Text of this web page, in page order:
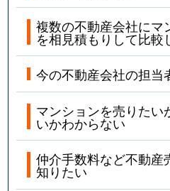
複数の不動産会社にマ
を相見積もりして比較
今の不動産会社の担当
マンションを売りたい
いかわからない
仲介手数料など不動産
知りたい